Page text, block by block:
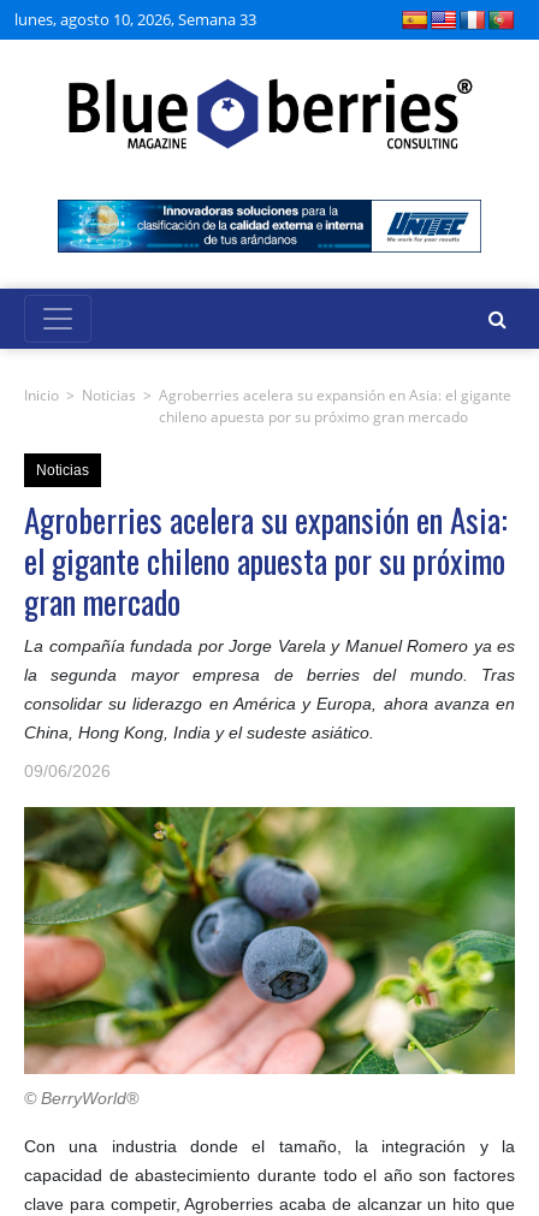
lunes, agosto 10, 2026, Semana 33
Inicio > Noticias > Agroberries acelera su expansión en Asia: el gigante
chileno apuesta por su próximo gran mercado
Noticias
Agroberries acelera su expansión en Asia:
el gigante chileno apuesta por su próximo
gran mercado
La compañía fundada por Jorge Varela y Manuel Romero ya es
la segunda mayor empresa de berries del mundo. Tras
consolidar su liderazgo en América y Europa, ahora avanza en
China, Hong Kong, India y el sudeste asiático.
09/06/2026
© BerryWorld®
Con una industria donde el tamaño, la integración y la
capacidad de abastecimiento durante todo el año son factores
clave para competir, Agroberries acaba de alcanzar un hito que